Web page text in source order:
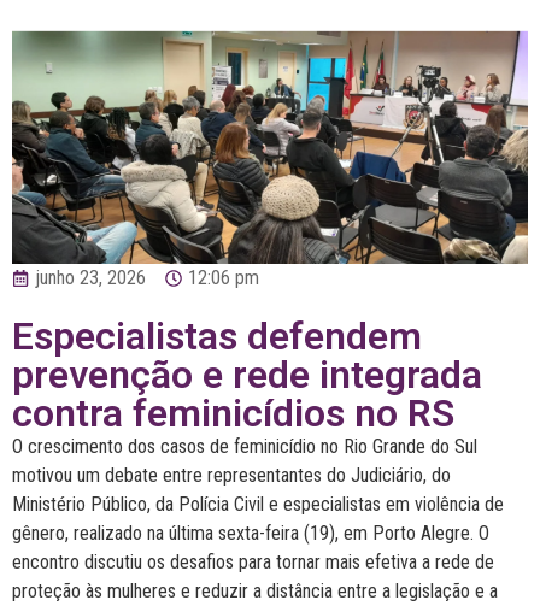
junho 23, 2026 12:06 pm
Especialistas defendem
prevenção e rede integrada
contra feminicídios no RS
O crescimento dos casos de feminicídio no Rio Grande do Sul
motivou um debate entre representantes do Judiciário, do
Ministério Público, da Polícia Civil e especialistas em violência de
gênero, realizado na última sexta-feira (19), em Porto Alegre. O
encontro discutiu os desafios para tornar mais efetiva a rede de
proteção às mulheres e reduzir a distância entre a legislação e a